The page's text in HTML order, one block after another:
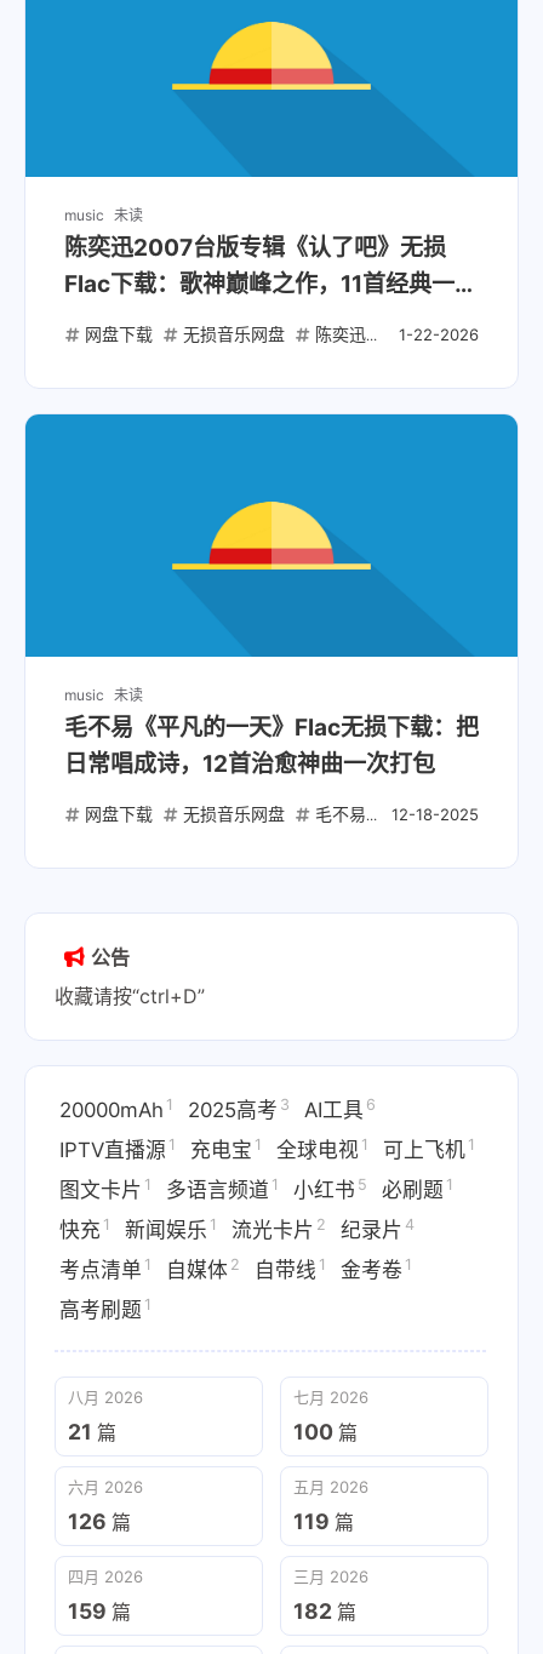
music 未读
陈奕迅2007台版专辑《认了吧》无损
Flac下载：歌神巅峰之作，11首经典一次
听够
1-22-2026
网盘下载 无损音乐网盘 陈奕迅专辑下载 认了吧台
music 未读
毛不易《平凡的一天》Flac无损下载：把
日常唱成诗，12首治愈神曲一次打包
12-18-2025
网盘下载 无损音乐网盘 毛不易专辑下载 平凡的一
公告
收藏请按“ctrl+D”
20000mAh 1 2025高考 3 AI工具 6
IPTV直播源 1 充电宝 1 全球电视 1 可上飞机 1
图文卡片 1 多语言频道 1 小红书 5 必刷题 1
快充 1 新闻娱乐 1 流光卡片 2 纪录片 4
考点清单 1 自媒体 2 自带线 1 金考卷 1
高考刷题 1
八月 2026
21 篇
七月 2026
100 篇
六月 2026
126 篇
五月 2026
119 篇
四月 2026
159 篇
三月 2026
182 篇